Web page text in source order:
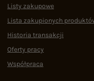
Listy zakupowe
Lista zakupionych
Historia transakcji
Oferty pracy
Współpraca